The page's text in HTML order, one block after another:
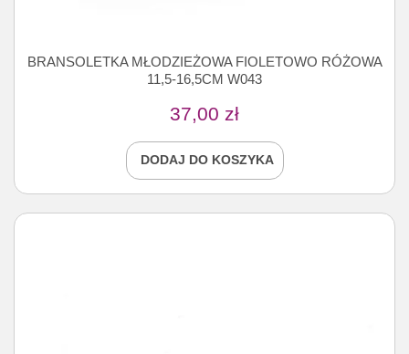
BRANSOLETKA MŁODZIEŻOWA FIOLETOWO RÓŻOWA
11,5-16,5CM W043
37,00 zł
DODAJ DO KOSZYKA